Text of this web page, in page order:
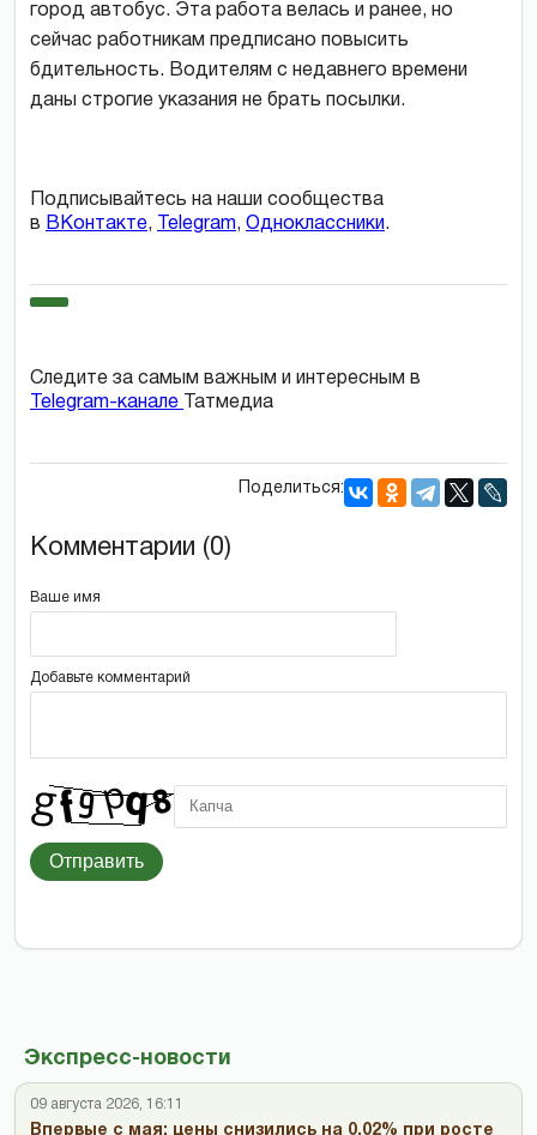
Экспресс-новости
09 августа 2026, 16:11
Впервые с мая: цены снизились на 0,02% при росте
город автобус. Эта работа велась и ранее, но
сейчас работникам предписано повысить
бдительность. Водителям с недавнего времени
даны строгие указания не брать посылки.
Подписывайтесь на наши сообщества
в ВКонтакте, Telegram, Одноклассники.
Следите за самым важным и интересным в
Telegram-канале
Татмедиа
Поделиться:
Комментарии (0)
Ваше имя
Добавьте комментарий
Отправить